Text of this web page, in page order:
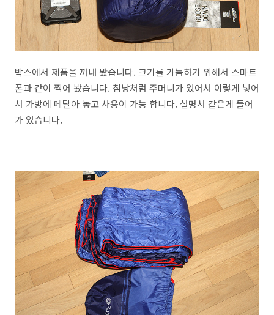
박스에서 제품을 꺼내 봤습니다. 크기를 가늠하기 위해서 스마트
폰과 같이 찍어 봤습니다. 침낭처럼 주머니가 있어서 이렇게 넣어
서 가방에 메달아 놓고 사용이 가능 합니다. 설명서 같은게 들어
가 있습니다.